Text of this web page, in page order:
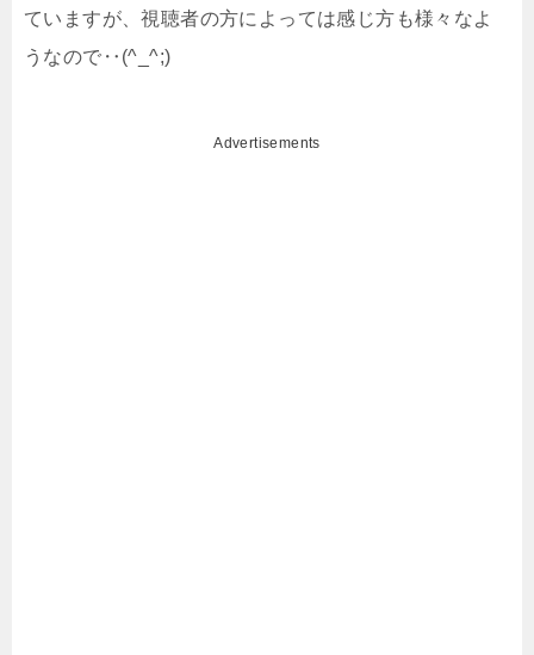
ていますが、視聴者の方によっては感じ方も様々なよ
うなので‥(^_^;)
Advertisements